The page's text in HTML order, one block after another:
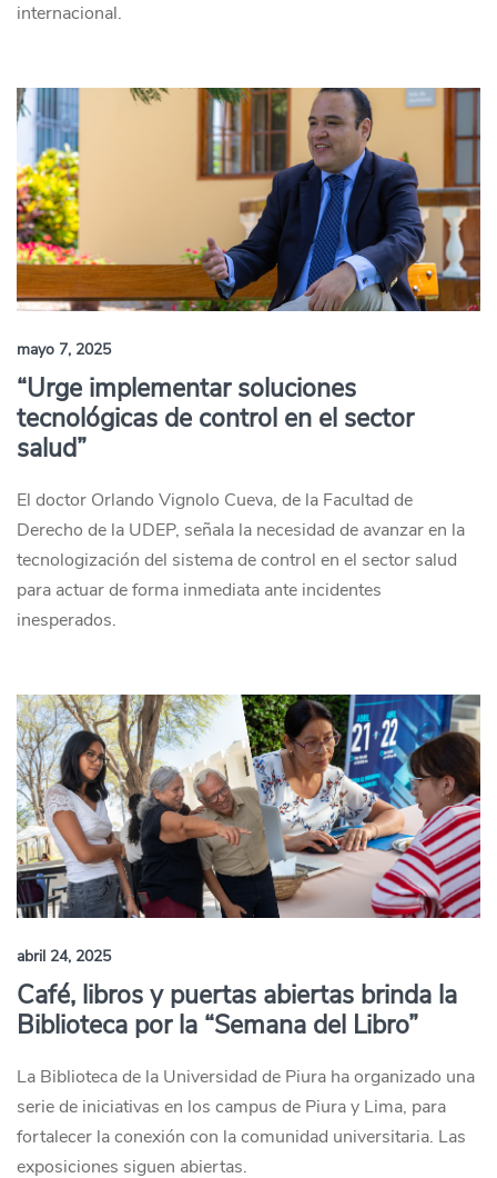
internacional.
mayo 7, 2025
“Urge implementar soluciones
tecnológicas de control en el sector
salud”
El doctor Orlando Vignolo Cueva, de la Facultad de
Derecho de la UDEP, señala la necesidad de avanzar en la
tecnologización del sistema de control en el sector salud
para actuar de forma inmediata ante incidentes
inesperados.
abril 24, 2025
Café, libros y puertas abiertas brinda la
Biblioteca por la “Semana del Libro”
La Biblioteca de la Universidad de Piura ha organizado una
serie de iniciativas en los campus de Piura y Lima, para
fortalecer la conexión con la comunidad universitaria. Las
exposiciones siguen abiertas.